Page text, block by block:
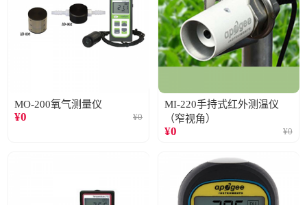
MO-200氧气测量仪
¥0 ¥0
MI-220手持式红外测温仪
（窄视角）
¥0 ¥0